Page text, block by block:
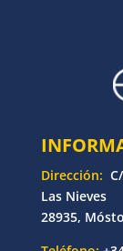
Dirección:
Las Nieves
28935,